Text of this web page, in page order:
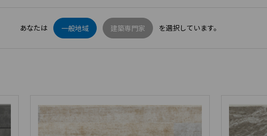
あなたは 一般地域 建築専門家 を選択しています。